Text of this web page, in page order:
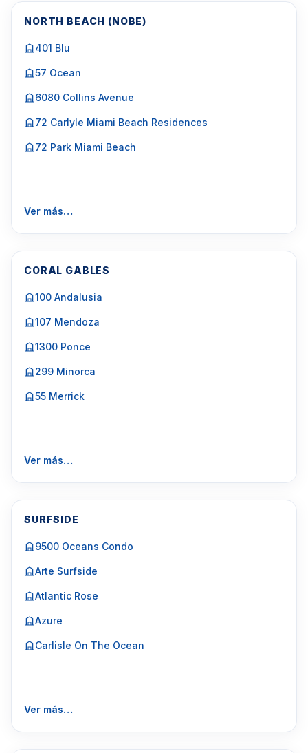
NORTH BEACH (NOBE)
401 Blu
57 Ocean
6080 Collins Avenue
72 Carlyle Miami Beach Residences
72 Park Miami Beach
Ver más…
CORAL GABLES
100 Andalusia
107 Mendoza
1300 Ponce
299 Minorca
55 Merrick
Ver más…
SURFSIDE
9500 Oceans Condo
Arte Surfside
Atlantic Rose
Azure
Carlisle On The Ocean
Ver más…